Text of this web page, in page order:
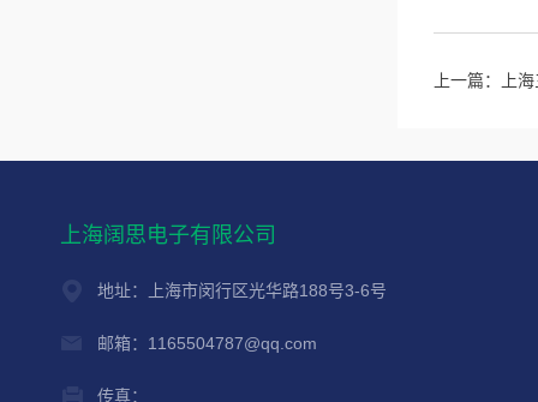
上一篇： 上
上海阔思电子有限公司
地址：上海市闵行区光华路188号3-6号
邮箱：1165504787@qq.com
传真：